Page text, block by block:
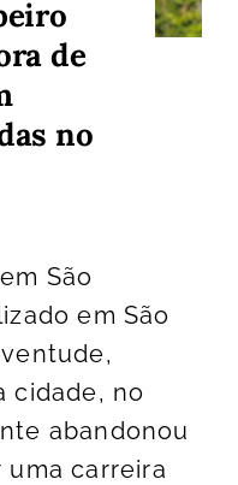
de
no
São
em São
cidade, no
abandonou
carreira